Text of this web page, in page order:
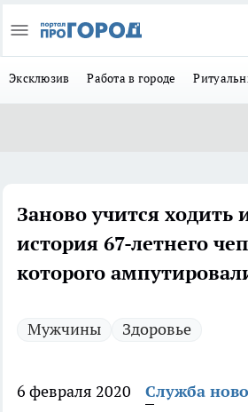
Эксклюзив Работа в городе
Заново учится ходить
история 67-летнего
которого
Мужчины Здоровье
6 февраля 2020 Служба